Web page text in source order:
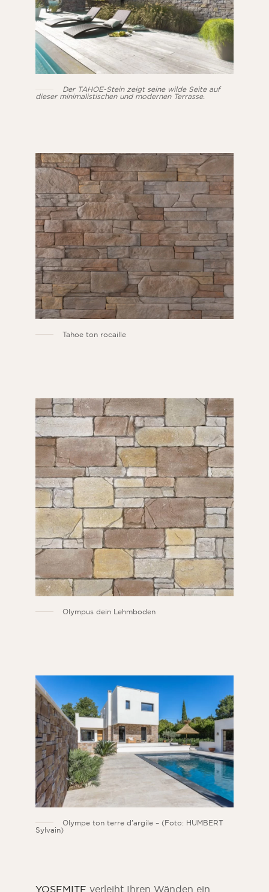
Der TAHOE-Stein zeigt seine wilde Seite auf
dieser minimalistischen und modernen Terrasse.
Tahoe ton rocaille
Olympus dein Lehmboden
Olympe ton terre d’argile – (Foto: HUMBERT
Sylvain)
YOSEMITE verleiht Ihren Wänden ein